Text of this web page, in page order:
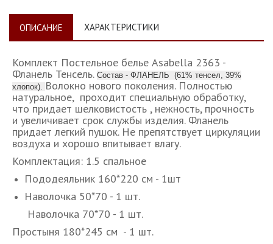
ОПИСАНИЕ ХАРАКТЕРИСТИКИ
Комплект Постельное белье Asabella 2363 -
Фланель Тенсель. Состав - ФЛАНЕЛЬ (61% тенсел, 39%
хлопок). Волокно нового поколения. Полностью
натуральное, проходит специальную обработку,
что придает шелковистость , нежность, прочность
и увеличивает срок службы изделия. Фланель
придает легкий пушок. Не препятствует циркуляции
воздуха и хорошо впитывает влагу.
Комплектация: 1.5 спальное
Пододеяльник 160*220 см - 1шт
Наволочка 50*70 - 1 шт.
Наволочка 70*70 - 1 шт.
Простыня 180*245 см - 1 шт.